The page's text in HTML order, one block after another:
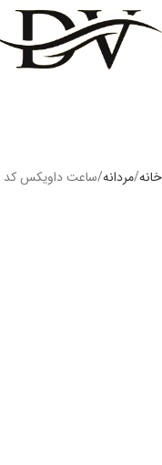
خانه مردانه ساعت داویکس کد DVG241021.4